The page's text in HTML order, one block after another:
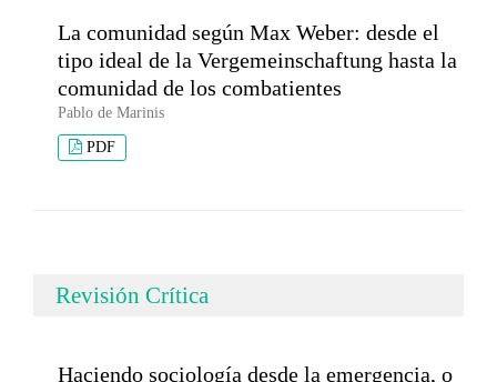
La comunidad según Max Weber: desde el
tipo ideal de la Vergemeinschaftung hasta la
comunidad de los combatientes
Pablo de Marinis
PDF
Revisión Crítica
Haciendo sociología desde la emergencia, o